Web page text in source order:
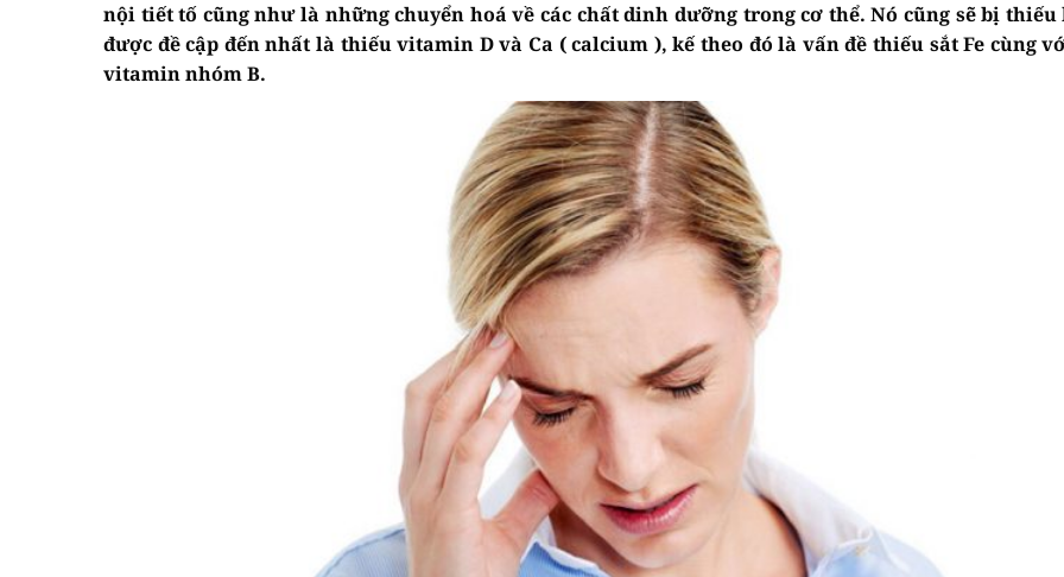
nội tiết tố cũng như là những chuyển hoá về các chất dinh dưỡng trong cơ thể. Nó cũng sẽ bị thiếu
được đề cập đến nhất là thiếu vitamin D và Ca ( calcium ), kế theo đó là vấn đề thiếu sắt Fe cùng
vitamin nhóm B.